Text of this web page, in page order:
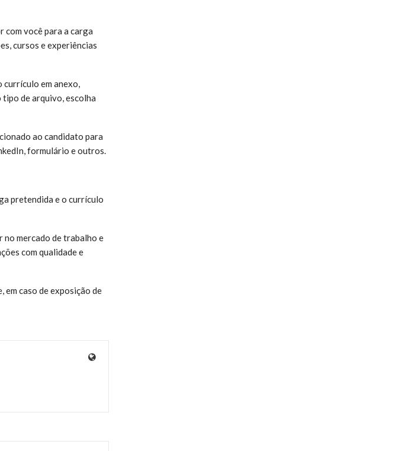
com você para a carga
cursos e experiências
currículo em anexo,
de arquivo, escolha
ao candidato para
formulário e outros.
pretendida e o currículo
no mercado de trabalho e
com qualidade e
em caso de exposição de